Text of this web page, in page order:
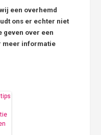
een overhemd
ons er echter niet
geven over een
meer informatie